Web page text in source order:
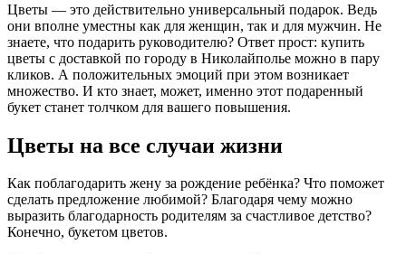
Цветы — это действительно универсальный подарок. Ведь
они вполне уместны как для женщин, так и для мужчин. Не
знаете, что подарить руководителю? Ответ прост: купить
цветы с доставкой по городу в Николайполье можно в пару
кликов. А положительных эмоций при этом возникает
множество. И кто знает, может, именно этот подаренный
букет станет толчком для вашего повышения.
Цветы на все случаи жизни
Как поблагодарить жену за рождение ребёнка? Что поможет
сделать предложение любимой? Благодаря чему можно
выразить благодарность родителям за счастливое детство?
Конечно, букетом цветов.